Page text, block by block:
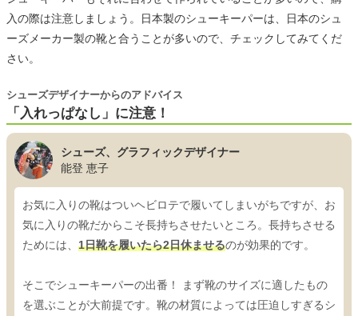
入の際は注意しましょう。日本製のシューキーパーは、日本のシュ
ーズメーカー製の靴と合うことが多いので、チェックしてみてくだ
さい。
「入れっぱなし」に注意！
シューズデザイナーからのアドバイス
シューズ、グラフィックデザイナー
能登 恵子
お気に入りの靴はついヘビロテで履いてしまいがちですが、お
気に入りの靴だからこそ長持ちさせたいところ。長持ちさせる
ためには、 1日靴を履いたら2日休ませるのが効果的です。
そこでシューキーパーの出番！ まず靴のサイズに適したもの
を選ぶことが大前提です。靴の材質によっては圧迫しすぎるシ